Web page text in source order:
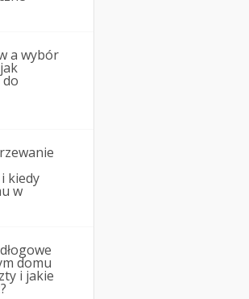
a wybór
kiedy
w
domu
i jakie